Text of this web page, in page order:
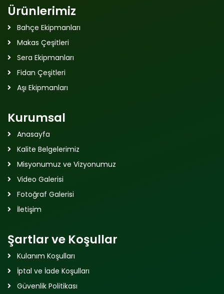
Ürünlerimiz
Bahçe Ekipmanları
Makas Çeşitleri
Sera Ekipmanları
Fidan Çeşitleri
Aşı Ekipmanları
Kurumsal
Anasayfa
Kalite Belgelerimiz
Misyonumuz ve Vizyonumuz
Video Galerisi
Fotoğraf Galerisi
İletişim
Şartlar ve Koşullar
Kulanım Koşulları
İptal ve İade Koşulları
Güvenlik Politikası